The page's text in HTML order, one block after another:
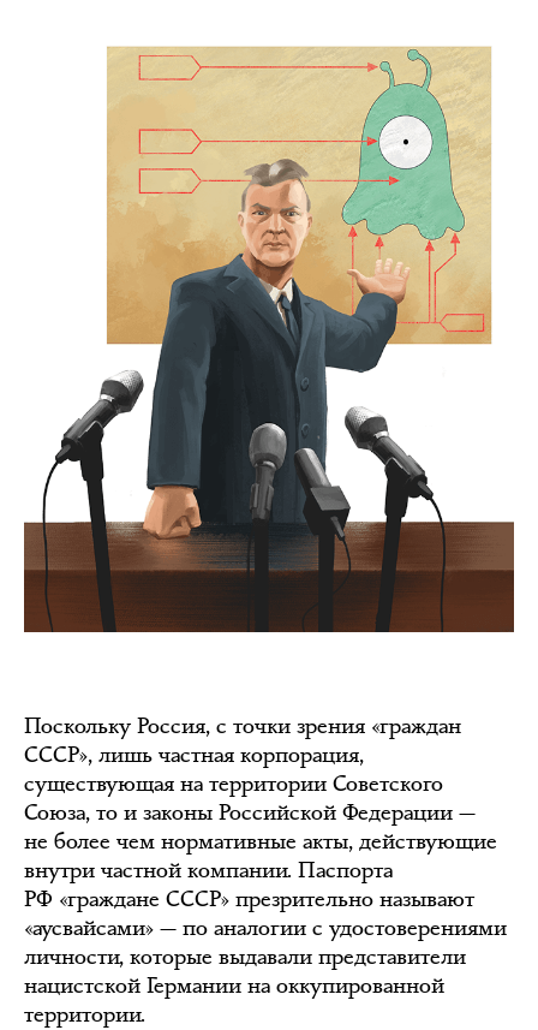
Поскольку Россия, с точки зрения «граждан
СССР», лишь частная корпорация,
существующая на территории Советского
Союза, то и законы Российской Федерации —
не более чем нормативные акты, действующие
внутри частной компании. Паспорта
РФ «граждане СССР» презрительно называют
«аусвайсами» — по аналогии с удостоверениями
личности, которые выдавали представители
нацистской Германии на оккупированной
территории.